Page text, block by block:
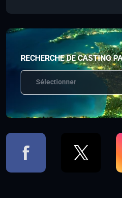
RECHERCHE DE CASTING
Sélectionner